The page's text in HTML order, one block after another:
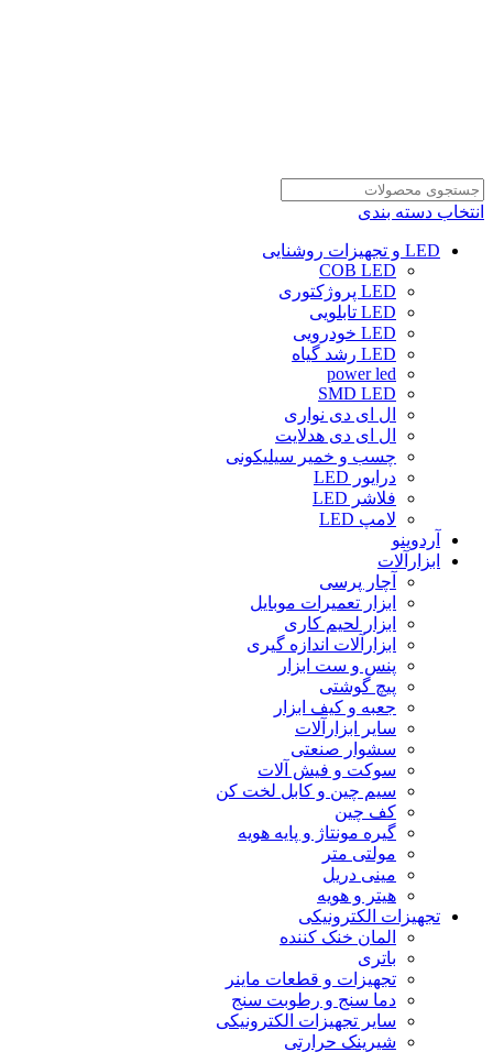
انتخاب دسته بندی
LED و تجهیزات روشنایی
COB LED
LED پروژکتوری
LED تابلویی
LED خودرویی
LED رشد گیاه
power led
SMD LED
ال ای دی نواری
ال ای دی هدلایت
چسب و خمیر سیلیکونی
درایور LED
فلاشر LED
لامپ LED
آردوینو
ابزارآلات
آچار پرسی
ابزار تعمیرات موبایل
ابزار لحیم کاری
ابزارآلات اندازه گیری
پنس و ست ابزار
پیچ گوشتی
جعبه و کیف ابزار
سایر ابزارآلات
سشوار صنعتی
سوکت و فیش آلات
سیم چین و کابل لخت کن
کف چین
گیره مونتاژ و پایه هویه
مولتی متر
مینی دریل
هیتر و هویه
تجهیزات الکترونیکی
المان خنک کننده
باتری
تجهیزات و قطعات ماینر
دما سنج و رطوبت سنج
سایر تجهیزات الکترونیکی
شیرینک حرارتی